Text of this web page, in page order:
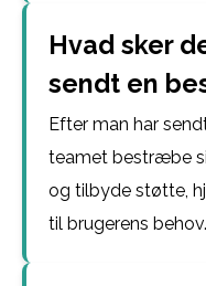
Hvad sker
sendt en
Efter man har
teamet bestræbe
og tilbyde støtte,
til brugerens behov.